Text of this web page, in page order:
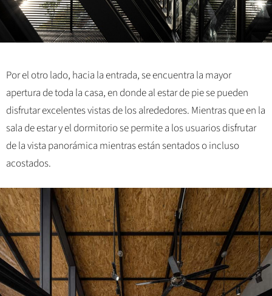
Por el otro lado, hacia la entrada, se encuentra la mayor
apertura de toda la casa, en donde al estar de pie se pueden
disfrutar excelentes vistas de los alrededores. Mientras que en la
sala de estar y el dormitorio se permite a los usuarios disfrutar
de la vista panorámica mientras están sentados o incluso
acostados.